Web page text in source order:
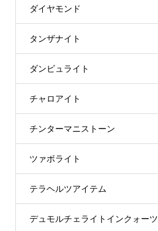
ダイヤモンド
タンザナイト
ダンビュライト
チャロアイト
チンターマニストーン
ツァボライト
テラヘルツアイテム
デュモルチェライトインクォーツ